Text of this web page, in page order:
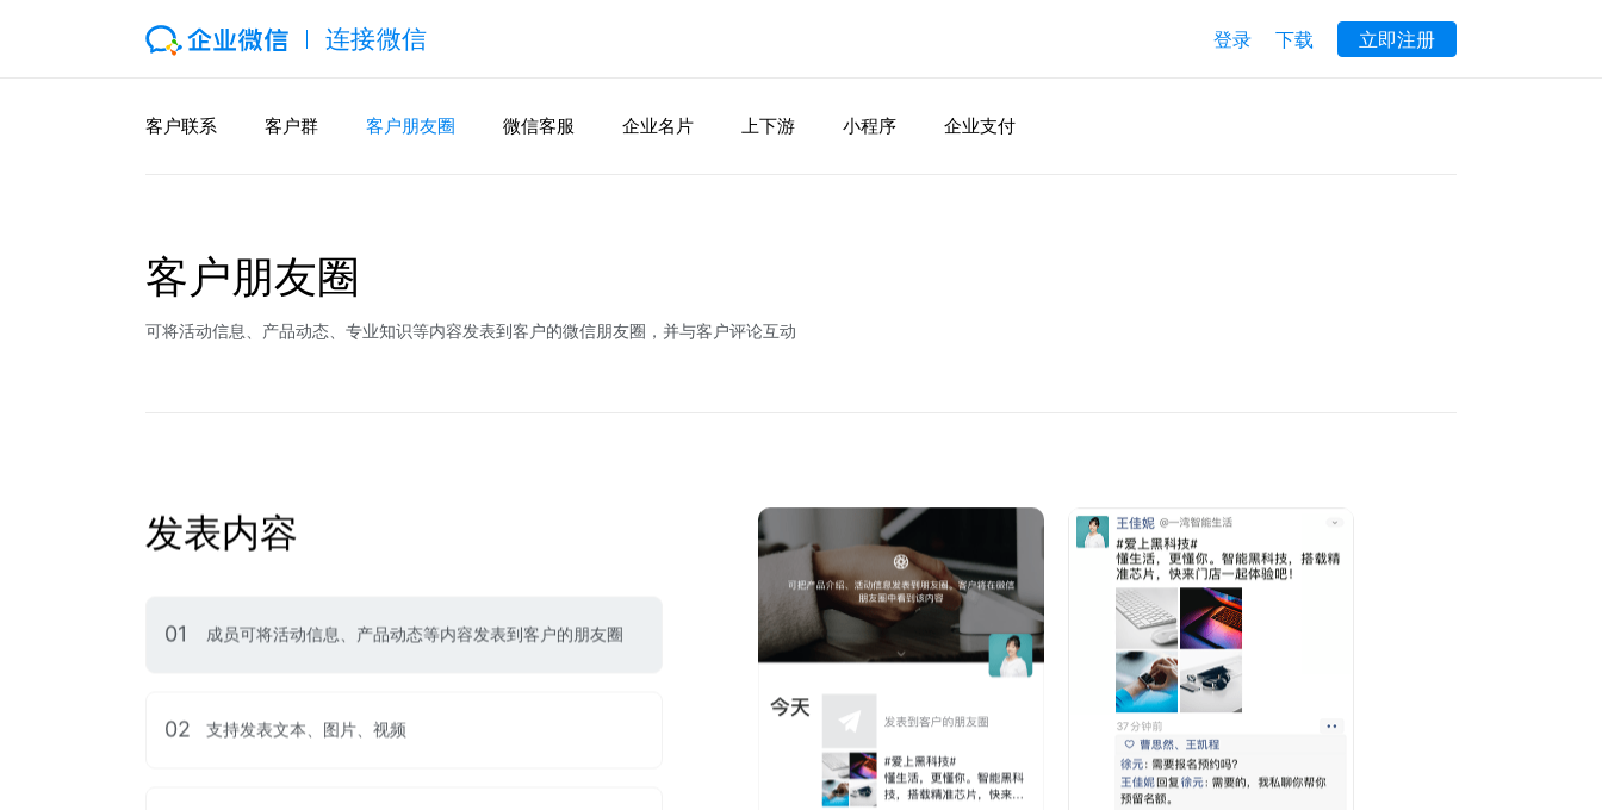
连接微信 登录 下载 立即注册
客户联系 客户群 客户朋友圈 微信客服 企业名片 上下游 小程序 企业支付
客户朋友圈
可将活动信息、产品动态、专业知识等内容发表到客户的微信朋友圈，并与客户评论互动
发表内容
01 成员可将活动信息、产品动态等内容发表到客户的朋友圈
02 支持发表文本、图片、视频